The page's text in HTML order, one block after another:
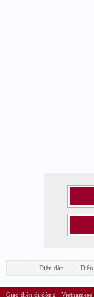
Diễn đàn
Giao diện di động Vietnamese